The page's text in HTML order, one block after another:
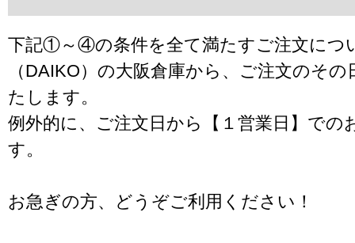
下記①～④の条件を全て満たすご注文につ
（DAIKO）の大阪倉庫から、ご注文のそ
たします。
例外的に、ご注文日から【１営業日】での
す。
お急ぎの方、どうぞご利用ください！